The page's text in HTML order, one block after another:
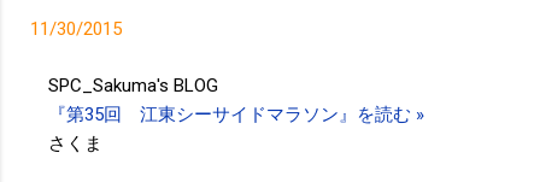
11/30/2015
SPC_Sakuma's BLOG
『第35回 江東シーサイドマラソン』を読む »
さくま